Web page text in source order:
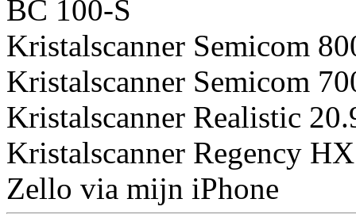
BC 100-S
Kristalscanner Semicom
Kristalscanner Semicom
Kristalscanner Realistic
Kristalscanner Regency
Zello via mijn iPhone